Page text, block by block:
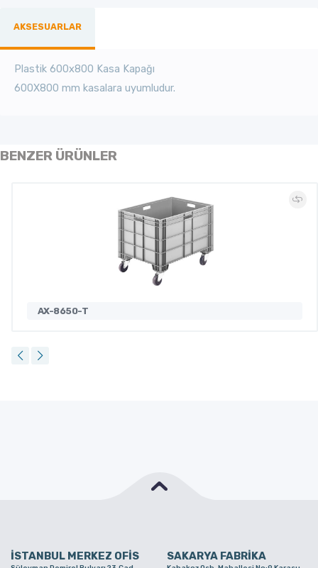
AKSESUARLAR
Plastik 600x800 Kasa Kapağı
600X800 mm kasalara uyumludur.
BENZER ÜRÜNLER
AX-8650-T
İSTANBUL MERKEZ OFİS SAKARYA FABRİKA